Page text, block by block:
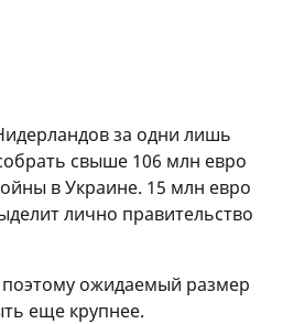
за одни лишь
свыше 106 млн евро
в Украине. 15 млн евро
лично правительство
ожидаемый размер
еще крупнее.